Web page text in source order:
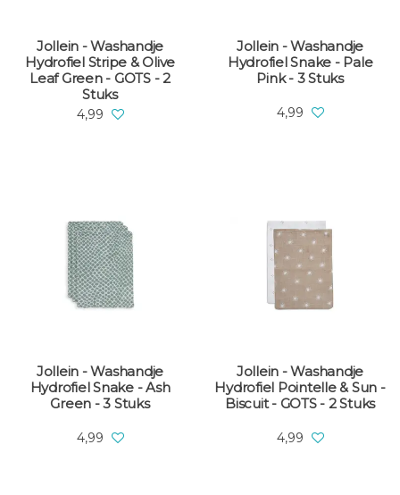
Jollein - Washandje
Hydrofiel Stripe & Olive
Leaf Green - GOTS - 2
Stuks
4,99
Jollein - Washandje
Hydrofiel Snake - Pale
Pink - 3 Stuks
4,99
Jollein - Washandje
Hydrofiel Snake - Ash
Green - 3 Stuks
4,99
Jollein - Washandje
Hydrofiel Pointelle & Sun -
Biscuit - GOTS - 2 Stuks
4,99